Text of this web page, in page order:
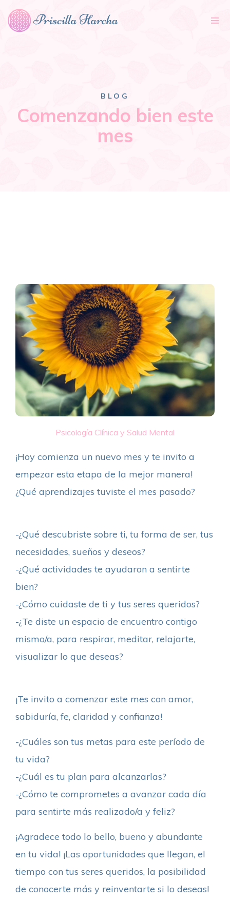
BLOG
Comenzando bien este
mes
Psicología Clínica y Salud Mental
¡Hoy comienza un nuevo mes y te invito a
empezar esta etapa de la mejor manera!
¿Qué aprendizajes tuviste el mes pasado?
-¿Qué descubriste sobre ti, tu forma de ser, tus
necesidades, sueños y deseos?
-¿Qué actividades te ayudaron a sentirte
bien?
-¿Cómo cuidaste de ti y tus seres queridos?
-¿Te diste un espacio de encuentro contigo
mismo/a, para respirar, meditar, relajarte,
visualizar lo que deseas?
¡Te invito a comenzar este mes con amor,
sabiduría, fe, claridad y confianza!
-¿Cuáles son tus metas para este período de
tu vida?
-¿Cuál es tu plan para alcanzarlas?
-¿Cómo te comprometes a avanzar cada día
para sentirte más realizado/a y feliz?
¡Agradece todo lo bello, bueno y abundante
en tu vida! ¡Las oportunidades que llegan, el
tiempo con tus seres queridos, la posibilidad
de conocerte más y reinventarte si lo deseas!